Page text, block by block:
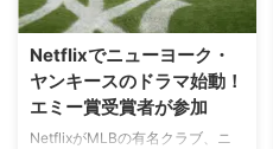
Netflixでニューヨーク・
ヤンキースのドラマ始動！
エミー賞受賞者が参加
NetflixがMLBの有名クラブ、ニ